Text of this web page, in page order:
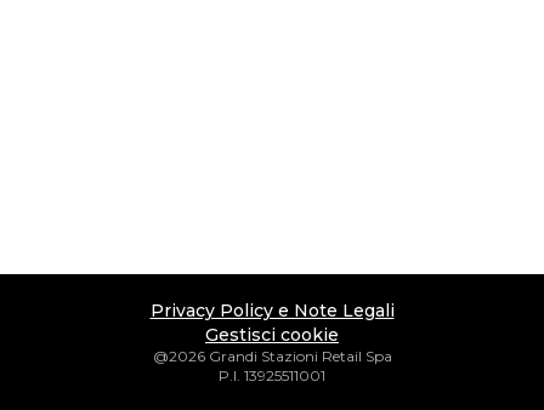
Privacy Policy e Note Legali
Gestisci cookie
@2026 Grandi Stazioni Retail Spa
P.I. 13925511001